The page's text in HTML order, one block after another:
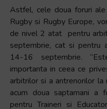
Astfel, cele doua foruri
Rugby si Rugby Europe,
de nivel 2 atat pentru
septembrie, cat si pentru
14-16 septembrie.
importanta in ceea ce
arbitrilor si a antrenorilor la
acum doua saptamani a
pentru Traineri si